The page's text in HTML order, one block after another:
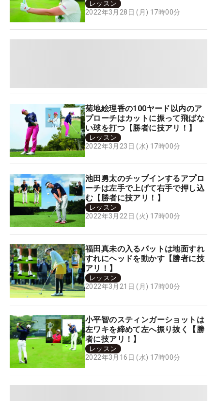
レッスン
2022年3月28日 (月) 17時00分
菊地絵理香の100ヤード以内のア
プローチはカットに振って飛ばな
い球を打つ【勝者に技アリ！】
レッスン
2022年3月23日 (水) 17時00分
池田勇太のチップインするアプロ
ーチは左手で上げて右手で押し込
む【勝者に技アリ！】
レッスン
2022年3月22日 (火) 17時00分
福田真未の入るパットは地面すれ
すれにヘッドを動かす【勝者に技
アリ！】
レッスン
2022年3月21日 (月) 17時00分
小平智のスティンガーショットは
左ワキを締めて左へ振り抜く【勝
者に技アリ！】
レッスン
2022年3月16日 (水) 17時00分